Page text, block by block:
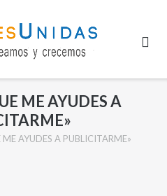
ME AYUDES A
ME AYUDES A PUBLICITARME»